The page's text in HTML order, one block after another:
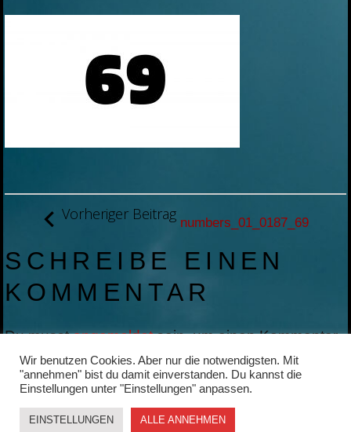
BEITRAGSNAVIGATION
Vorheriger Beitrag numbers_01_0187_69
SCHREIBE EINEN
KOMMENTAR
Du musstangemeldetsein, um einen Kommentar
abzugeben.
Wir benutzen Cookies. Aber nur die notwendigsten. Mit
"annehmen" bist du damit einverstanden. Du kannst die
Einstellungen unter "Einstellungen" anpassen.
EINSTELLUNGEN ALLE ANNEHMEN